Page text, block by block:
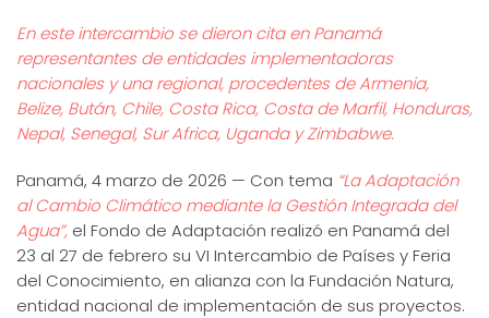
En este intercambio se dieron cita en Panamá
representantes de entidades implementadoras
nacionales y una regional, procedentes de Armenia,
Belize, Bután, Chile, Costa Rica, Costa de Marfil, Honduras,
Nepal, Senegal, Sur Africa, Uganda y Zimbabwe.
Panamá, 4 marzo de 2026 — Con tema “La Adaptación
al Cambio Climático mediante la Gestión Integrada del
Agua”, el Fondo de Adaptación realizó en Panamá del
23 al 27 de febrero su VI Intercambio de Países y Feria
del Conocimiento, en alianza con la Fundación Natura,
entidad nacional de implementación de sus proyectos.